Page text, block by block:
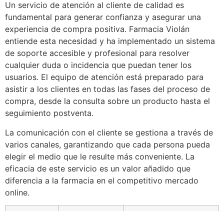
Un servicio de atención al cliente de calidad es
fundamental para generar confianza y asegurar una
experiencia de compra positiva. Farmacia Violán
entiende esta necesidad y ha implementado un sistema
de soporte accesible y profesional para resolver
cualquier duda o incidencia que puedan tener los
usuarios. El equipo de atención está preparado para
asistir a los clientes en todas las fases del proceso de
compra, desde la consulta sobre un producto hasta el
seguimiento postventa.
La comunicación con el cliente se gestiona a través de
varios canales, garantizando que cada persona pueda
elegir el medio que le resulte más conveniente. La
eficacia de este servicio es un valor añadido que
diferencia a la farmacia en el competitivo mercado
online.